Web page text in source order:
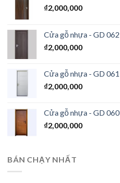
₫2,000,000
Cửa gỗ nhựa - GD 062
₫2,000,000
Cửa gỗ nhựa - GD 061
₫2,000,000
Cửa gỗ nhựa - GD 060
₫2,000,000
BÁN CHẠY NHẤT